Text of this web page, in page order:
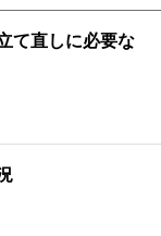
て直しに必要な